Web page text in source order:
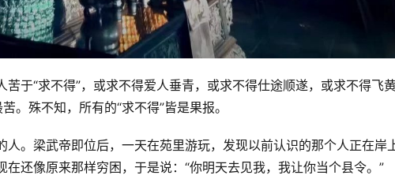
于“求不得”，或求不得爱人垂青，或求不得仕途顺遂，或求不得飞
殊不知，所有的“求不得”皆是果报。
。梁武帝即位后，一天在苑里游玩，发现以前认识的那个人正在岸
还像原来那样穷困，于是说：“你明天去见我，我让你当个县令。”